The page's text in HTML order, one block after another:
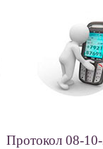
Протокол 08-